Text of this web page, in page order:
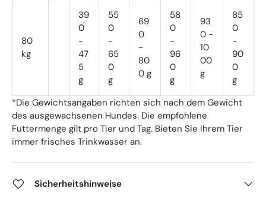
80
kg
39
0
-
47
5
g
55
0
-
65
0
g
69
0
-
80
0 g
58
0
-
96
0
g
93
0 -
10
00
g
85
0
-
90
0
g
*Die Gewichtsangaben richten sich nach dem Gewicht
des ausgewachsenen Hundes. Die empfohlene
Futtermenge gilt pro Tier und Tag. Bieten Sie Ihrem Tier
immer frisches Trinkwasser an.
Sicherheitshinweise